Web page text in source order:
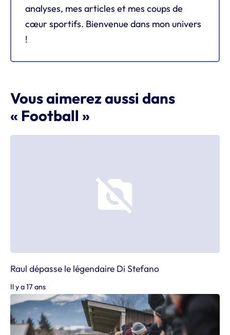
analyses, mes articles et mes coups de
cœur sportifs. Bienvenue dans mon univers
!
Vous aimerez aussi dans
« Football »
Raul dépasse le légendaire Di Stefano
Il y a 17 ans